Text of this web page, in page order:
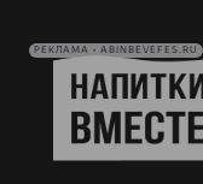
РЕКЛАМА • ABINBEVEFES.RU